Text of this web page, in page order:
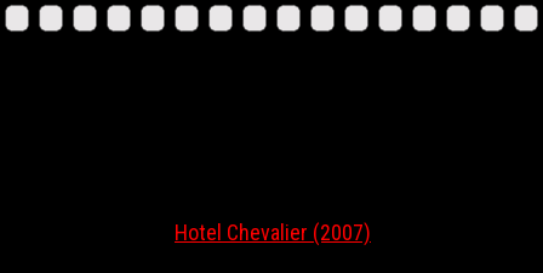
Hotel Chevalier (2007)